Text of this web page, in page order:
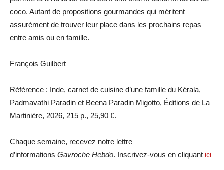
coco. Autant de propositions gourmandes qui méritent
assurément de trouver leur place dans les prochains repas
entre amis ou en famille.
François Guilbert
Référence : Inde, carnet de cuisine d’une famille du Kérala,
Padmavathi Paradin et Beena Paradin Migotto, Éditions de La
Martinière, 2026, 215 p., 25,90 €.
Chaque semaine, recevez notre lettre
d’informations Gavroche Hebdo. Inscrivez-vous en cliquant ici